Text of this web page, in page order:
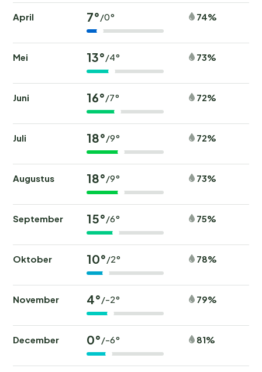
April 7°/0° 74%
Mei 13°/4° 73%
Juni 16°/7° 72%
Juli 18°/9° 72%
Augustus 18°/9° 73%
September 15°/6° 75%
Oktober 10°/2° 78%
November 4°/-2° 79%
December 0°/-6° 81%